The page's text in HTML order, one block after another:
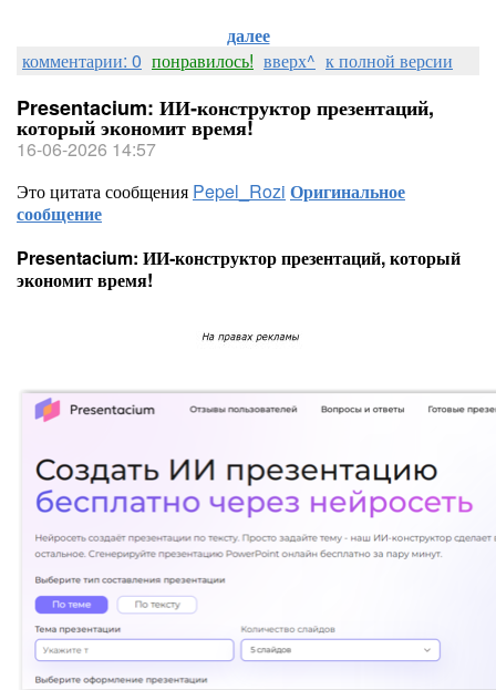
далее
комментарии: 0 понравилось! вверх^ к полной версии
Presentacium: ИИ‑конструктор презентаций,
который экономит время!
16-06-2026 14:57
Это цитата сообщения Pepel_Rozi Оригинальное
сообщение
Presentacium: ИИ‑конструктор презентаций, который
экономит время!